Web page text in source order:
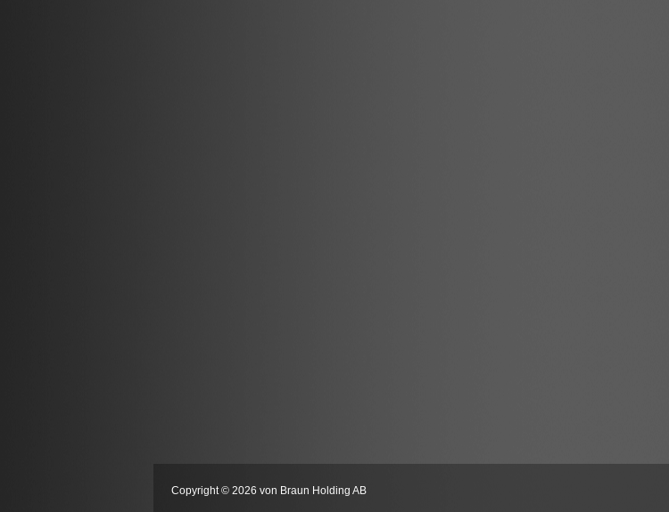
Copyright © 2026 von Braun Holding AB